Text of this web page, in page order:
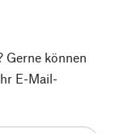
Gerne können
E-Mail-